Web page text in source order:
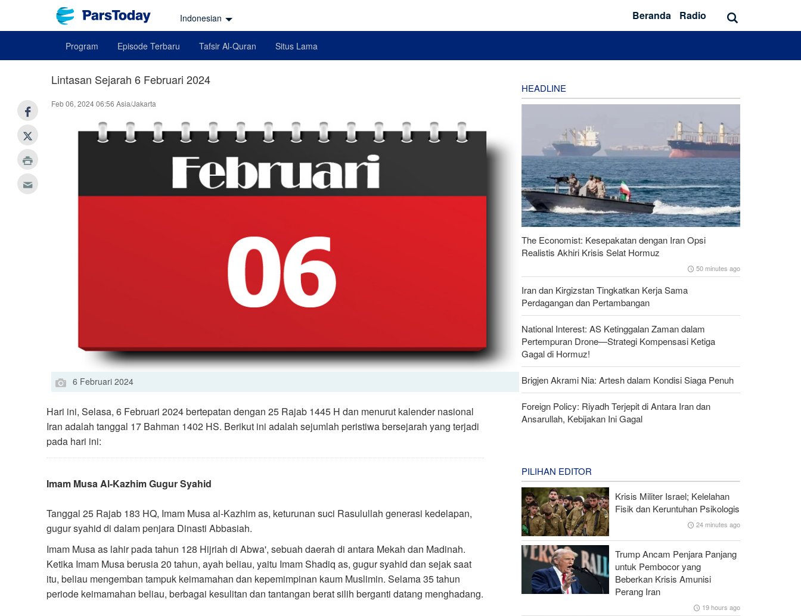
Indonesian Beranda Radio
Program Episode Terbaru Tafsir Al-Quran Situs Lama
Lintasan Sejarah 6 Februari 2024
Feb 06, 2024 06:56 Asia/Jakarta
6 Februari 2024
Hari ini, Selasa, 6 Februari 2024 bertepatan dengan 25 Rajab 1445 H dan menurut kalender nasional
Iran adalah tanggal 17 Bahman 1402 HS. Berikut ini adalah sejumlah peristiwa bersejarah yang terjadi
pada hari ini:
Imam Musa Al-Kazhim Gugur Syahid
Tanggal 25 Rajab 183 HQ, Imam Musa al-Kazhim as, keturunan suci Rasulullah generasi kedelapan,
gugur syahid di dalam penjara Dinasti Abbasiah.
Imam Musa as lahir pada tahun 128 Hijriah di Abwa', sebuah daerah di antara Mekah dan Madinah.
Ketika Imam Musa berusia 20 tahun, ayah beliau, yaitu Imam Shadiq as, gugur syahid dan sejak saat
itu, beliau mengemban tampuk keimamahan dan kepemimpinan kaum Muslimin. Selama 35 tahun
periode keimamahan beliau, berbagai kesulitan dan tantangan berat silih berganti datang menghadang.
HEADLINE
The Economist: Kesepakatan dengan Iran Opsi
Realistis Akhiri Krisis Selat Hormuz
50 minutes ago
Iran dan Kirgizstan Tingkatkan Kerja Sama
Perdagangan dan Pertambangan
National Interest: AS Ketinggalan Zaman dalam
Pertempuran Drone—Strategi Kompensasi Ketiga
Gagal di Hormuz!
Brigjen Akrami Nia: Artesh dalam Kondisi Siaga Penuh
Foreign Policy: Riyadh Terjepit di Antara Iran dan
Ansarullah, Kebijakan Ini Gagal
PILIHAN EDITOR
Krisis Militer Israel; Kelelahan
Fisik dan Keruntuhan Psikologis
24 minutes ago
Trump Ancam Penjara Panjang
untuk Pembocor yang
Beberkan Krisis Amunisi
Perang Iran
19 hours ago